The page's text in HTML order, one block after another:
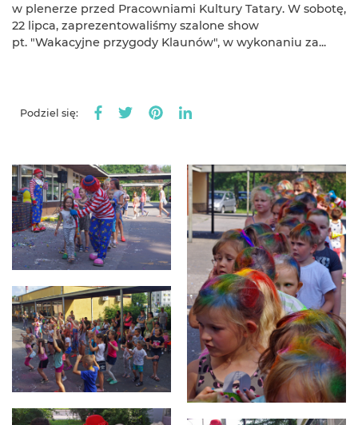
w plenerze przed Pracowniami Kultury Tatary. W sobotę,
22 lipca, zaprezentowaliśmy szalone show
pt. "Wakacyjne przygody Klaunów", w wykonaniu za...
Podziel się: